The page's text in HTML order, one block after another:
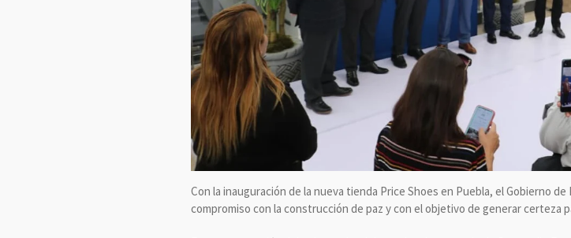
Con la inauguración de la nueva tienda Price Shoes en Puebla, el Gobierno
compromiso con la construcción de paz y con el objetivo de generar certeza